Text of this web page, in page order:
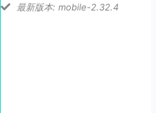
最新版本: mobile-2.32.4